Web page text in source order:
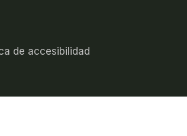
de accesibilidad